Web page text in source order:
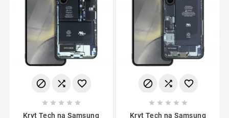
  
    
Kryt Tech na Samsung
  
    
Kryt Tech na Samsung